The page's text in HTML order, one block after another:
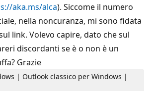
aka.ms/alca). Siccome il numero
nella noncuranza, mi sono fidata
link. Volevo capire, dato che sul
discordanti se è o non è un
Grazie
| Outlook classico per Windows |